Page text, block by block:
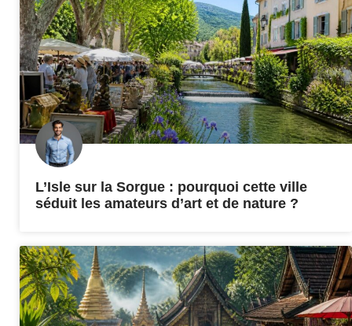
L’Isle sur la Sorgue : pourquoi cette ville
séduit les amateurs d’art et de nature ?